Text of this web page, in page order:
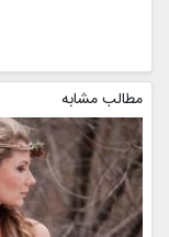
مطالب مشابه